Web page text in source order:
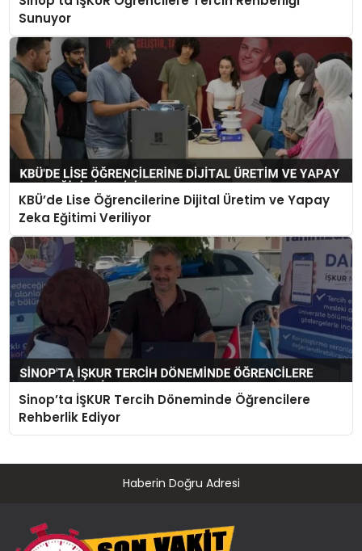
Sunuyor
KBÜ’de Lise Öğrencilerine Dijital Üretim ve Yapay
Zeka Eğitimi Veriliyor
Sinop’ta İŞKUR Tercih Döneminde Öğrencilere
Rehberlik Ediyor
Haberin Doğru Adresi